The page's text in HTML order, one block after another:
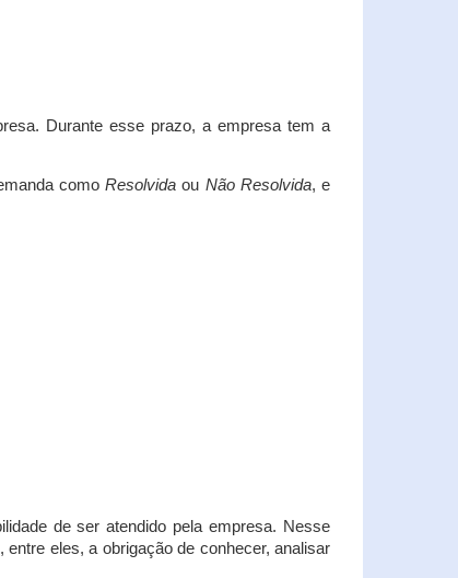
Durante esse prazo, a empresa tem a
comoResolvida ou Não Resolvida, e
de ser atendido pela empresa. Nesse
eles, a obrigação de conhecer, analisar